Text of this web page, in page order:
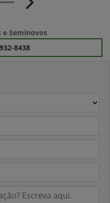
Próximo
e Seminovos
8438